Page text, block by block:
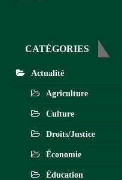
CATÉGORIES
Actualité
Agriculture
Culture
Droits/Justice
Économie
Éducation